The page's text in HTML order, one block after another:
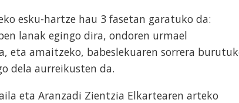
esku-hartze hau 3 fasetan garatuko da:
lanak egingo dira, ondoren urmael
eta amaitzeko, babeslekuaren sorrera
dela aurreikusten da.
eta Aranzadi Zientzia Elkartearen arteko